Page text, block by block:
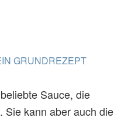
GRUNDREZEPT
Sauce, die
Sie kann aber auch die